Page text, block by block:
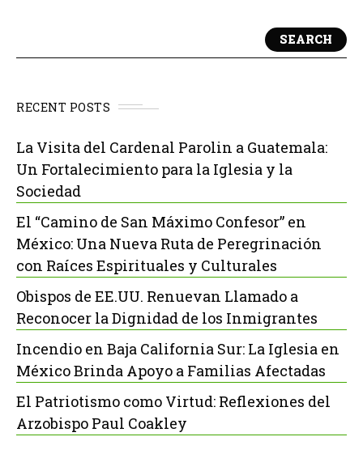
SEARCH
RECENT POSTS
La Visita del Cardenal Parolin a Guatemala:
Un Fortalecimiento para la Iglesia y la
Sociedad
El “Camino de San Máximo Confesor” en
México: Una Nueva Ruta de Peregrinación
con Raíces Espirituales y Culturales
Obispos de EE.UU. Renuevan Llamado a
Reconocer la Dignidad de los Inmigrantes
Incendio en Baja California Sur: La Iglesia en
México Brinda Apoyo a Familias Afectadas
El Patriotismo como Virtud: Reflexiones del
Arzobispo Paul Coakley